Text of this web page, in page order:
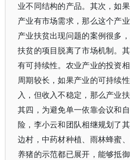
业不同结构的产品。其次，如
产业有市场需求，那么这个产
产业扶贫出现问题的案例很多
扶贫的项目脱离了市场机制。
有可持续性。农业产业的投资
周期较长，如果产业的可持续
入，但收入不稳定，那么产业
其四，为避免单一依靠会议和
险，李小云和团队相继规划了
边村，中药材种植、雨林蜂蜜
养猪的示范都已展开，能够抵